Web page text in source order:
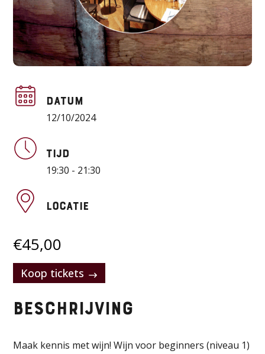
Datum
12/10/2024
Tijd
19:30 - 21:30
Locatie
€45,00
Koop tickets
Beschrijving
Maak kennis met wijn! Wijn voor beginners (niveau 1)